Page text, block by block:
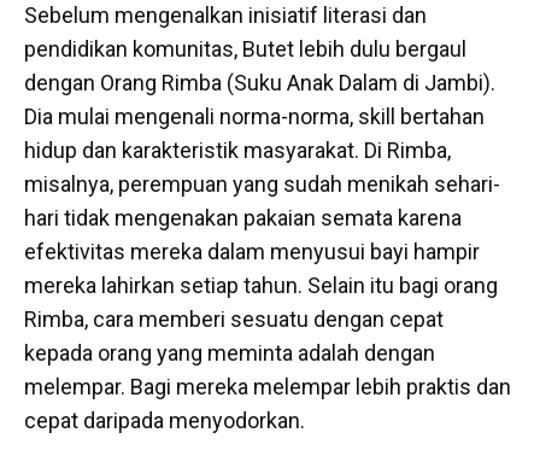
Sebelum mengenalkan inisiatif literasi dan
pendidikan komunitas, Butet lebih dulu bergaul
dengan Orang Rimba (Suku Anak Dalam di Jambi).
Dia mulai mengenali norma-norma, skill bertahan
hidup dan karakteristik masyarakat. Di Rimba,
misalnya, perempuan yang sudah menikah sehari-
hari tidak mengenakan pakaian semata karena
efektivitas mereka dalam menyusui bayi hampir
mereka lahirkan setiap tahun. Selain itu bagi orang
Rimba, cara memberi sesuatu dengan cepat
kepada orang yang meminta adalah dengan
melempar. Bagi mereka melempar lebih praktis dan
cepat daripada menyodorkan.